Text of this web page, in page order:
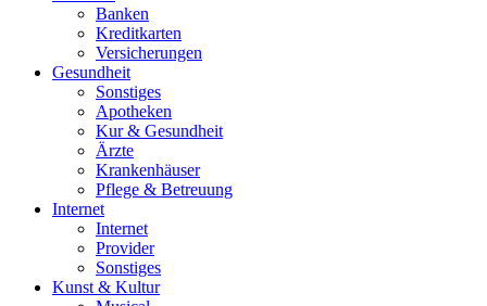
Banken
Kreditkarten
Versicherungen
Gesundheit
Sonstiges
Apotheken
Kur & Gesundheit
Ärzte
Krankenhäuser
Pflege & Betreuung
Internet
Internet
Provider
Sonstiges
Kunst & Kultur